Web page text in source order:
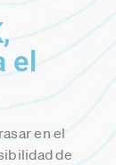
el
en el
de